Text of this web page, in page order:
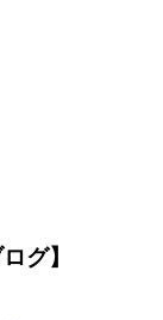
グ】